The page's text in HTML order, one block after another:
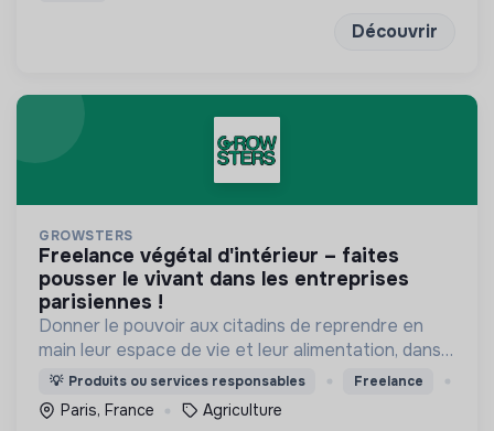
Découvrir
GROWSTERS
freelance végétal d'intérieur – faites
pousser le vivant dans les entreprises
parisiennes !
Donner le pouvoir aux citadins de reprendre en
main leur espace de vie et leur alimentation, dans
les villes du 21ème siècle 🌱
💡 Produits ou services responsables Freelance
Paris, France Agriculture